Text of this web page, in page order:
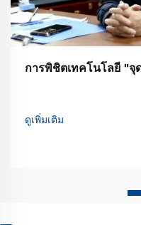
การพิชิตเทคโนโลยี "
ดูเพิ่มเติม